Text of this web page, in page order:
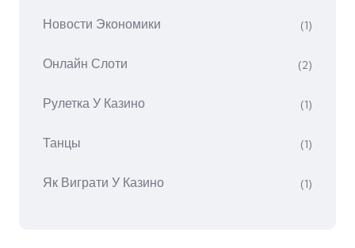
Новости Экономики (1)
Онлайн Слоти (2)
Рулетка У Казино (1)
Танцы (1)
Як Виграти У Казино (1)